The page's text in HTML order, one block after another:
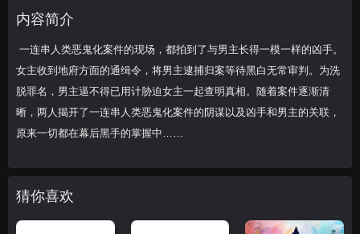
内容简介
一连串人类恶鬼化案件的现场，都拍到了与男主长得一模一样的凶手。
女主收到地府方面的通缉令，将男主逮捕归案等待黑白无常审判。为洗
脱罪名，男主逼不得已用计胁迫女主一起查明真相。随着案件逐渐清
晰，两人揭开了一连串人类恶鬼化案件的阴谋以及凶手和男主的关联，
原来一切都在幕后黑手的掌握中……
猜你喜欢